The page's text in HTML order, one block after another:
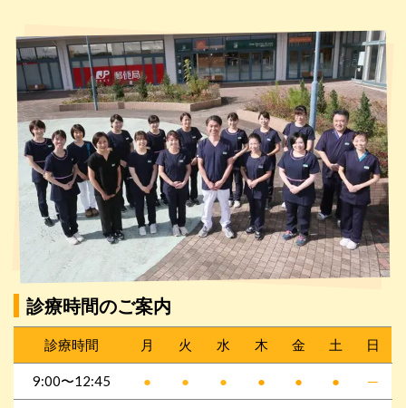
診療時間のご案内
診療時間 月 火 水 木 金 土 日
9:00〜12:45 ● ● ● ● ● ● ─